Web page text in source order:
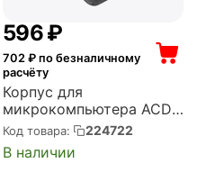
‍596‍₽
702 ₽ по безналичному
расчёту
Корпус для
микрокомпьютера ACD
Black ABS Protective case
for Orange Pi Pi Lite
(RD034)
Код товара: 224722
В наличии